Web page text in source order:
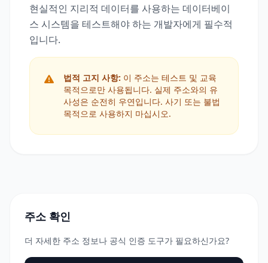
현실적인 지리적 데이터를 사용하는 데이터베이
스 시스템을 테스트해야 하는 개발자에게 필수적
입니다.
법적 고지 사항: 이 주소는 테스트 및 교육
목적으로만 사용됩니다. 실제 주소와의 유
사성은 순전히 우연입니다. 사기 또는 불법
목적으로 사용하지 마십시오.
주소 확인
더 자세한 주소 정보나 공식 인증 도구가 필요하신가요?